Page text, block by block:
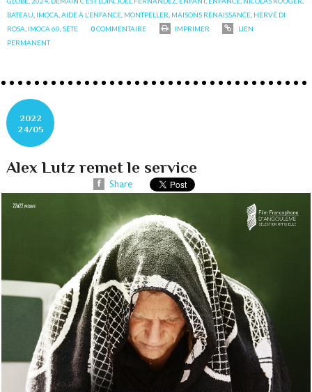
BATEAU IMOCA ,AIDE À L’ENFANCE MONTPELLER MAISONS RENAISSANCE HERVÉ DI
ROSA IMOCA 60 ,SÈTE 0COMMENTAIRE IMPRIMER
LIEN
PERMANENT
2022
24/05
Alex Lutz remet le service
Share